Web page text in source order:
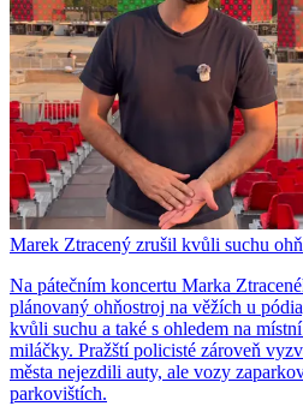
Marek Ztracený zrušil kvůli suchu
Na pátečním koncertu Marka
plánovaný ohňostroj na věžích u
kvůli suchu a také s ohledem na
miláčky. Pražští policisté zároveň
města nejezdili auty, ale vozy
parkovištích.